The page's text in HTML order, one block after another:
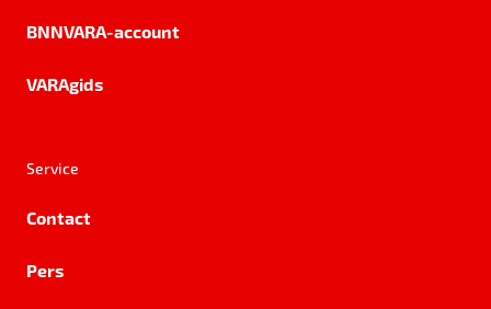
BNNVARA-account
VARAgids
Service
Contact
Pers